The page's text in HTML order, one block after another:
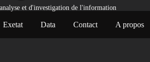
et d'investigation de l'information
Exetat Data Contact A propos